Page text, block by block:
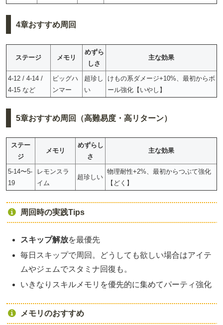
4章おすすめ周回
ステージ メモリ
めずら
しさ
主な効果
4-12 / 4-14 /
4-15 など
ビッグハ
ンマー
超珍し
い
けもの系ダメージ+10%、最初からボ
ール強化【いやし】
5章おすすめ周回（高難易度・高リターン）
ステー
ジ
メモリ
めずらし
さ
主な効果
5-14〜5-
19
レモンスラ
イム
超珍しい
物理耐性+2%、最初からつぶて強化
【どく】
周回時の実践Tips
スキップ解放を最優先
毎日スキップで周回。どうしても欲しい場合はアイテ
ムやジェムでスタミナ回復も。
いきなりスキルメモリを優先的に集めてパーティ強化
メモリのおすすめ